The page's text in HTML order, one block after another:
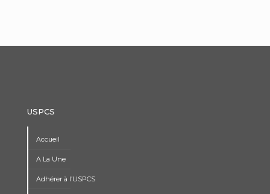
USPCS
Accueil
A La Une
Adhérer à l’USPCS